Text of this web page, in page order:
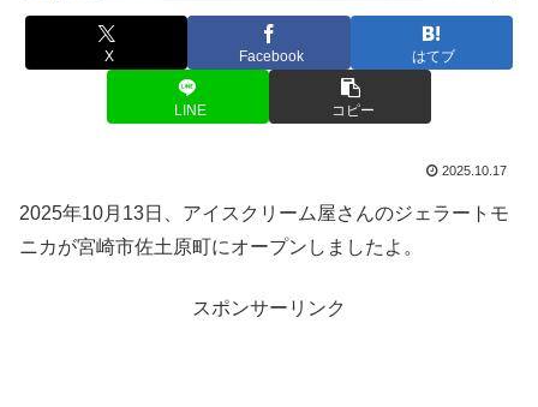
X Facebook はてブ
LINE コピー
2025.10.17
2025年10月13日、アイスクリーム屋さんのジェラートモ
ニカが宮崎市佐土原町にオープンしましたよ。
スポンサーリンク